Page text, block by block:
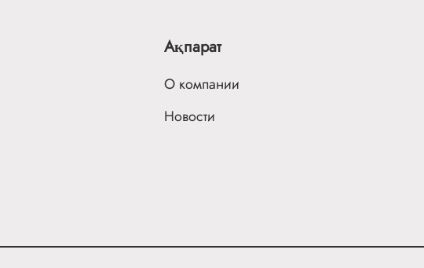
Ақпарат
О компании
Новости